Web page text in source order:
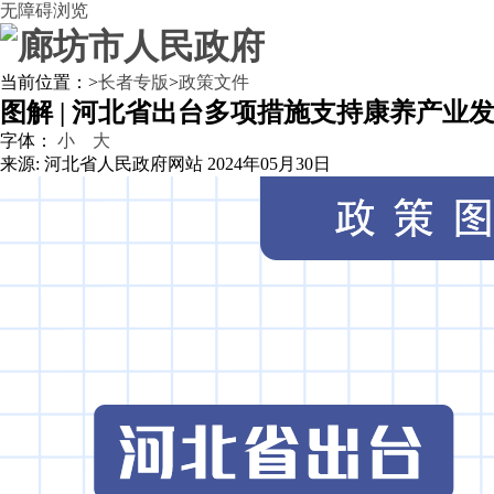
无障碍浏览
当前位置： >长者专版>政策文件
图解 | 河北省出台多项措施支持康养产业
字体： 小
大
来源: 河北省人民政府网站 2024年05月30日